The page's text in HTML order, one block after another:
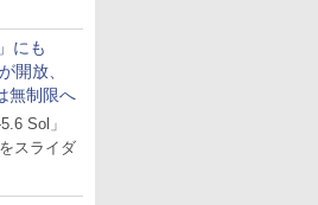
にも
開放、
無制限へ
Sol」
スライダ